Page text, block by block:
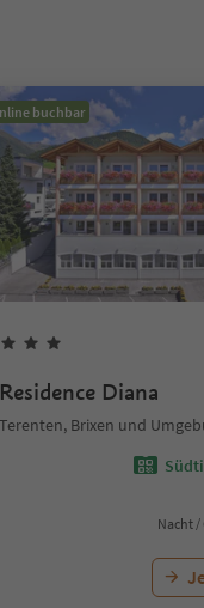
buchbar
Residence Diana
Terenten, Brixen und
Nacht /